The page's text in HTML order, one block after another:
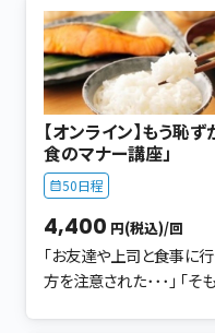
でも安心 ✔︎ 気軽に参加OK
子で一緒に楽しみながら
しょう！
達成感があり自信がつきます。 お箸の持ち方は、親
ニケーションの表れだと思います。 一緒に楽し
と、 環境が変わり必ず持てるように
なる 「声の掛け方」があります！ 『もう！早く食べ
指はここでしょ！』 と、マイナスの言葉がけをしていませんか？
お子さんやお母さんが楽し
土台を身に付けるポイン
ようお伝えしております ● 鉛筆の持ち方をベースにしてい
ます 鉛筆の持ち方を見れば、お箸の持ち方がわかります。 上
のお箸が、鉛筆の持ち方と同じです。 お箸を
毎日持つ「鉛筆の持ち方」で 直し
習法 小豆掴めますか？ 掴めないものを掴むより、 掴めるもの
を掴む練習をしています。
【オンライン】もう恥
食のマナー講座」
50日程
4,400 円(税込)/回
「お友達や上司と食事に行くの
方を注意された･･･」 「そもそも食事のマナーってなに？」 はじ